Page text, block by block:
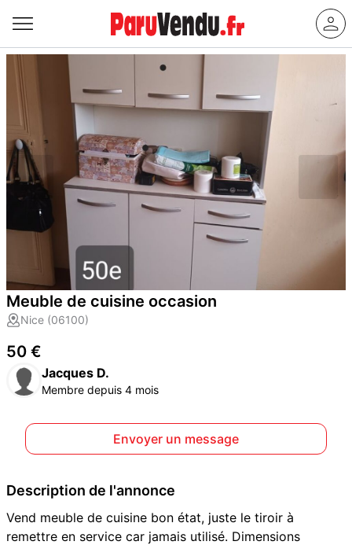
Meuble de cuisine occasion
Nice (06100)
50 €
Jacques D.
Membre depuis 4 mois
Envoyer un message
Description de l'annonce
Vend meuble de cuisine bon état, juste le tiroir à
remettre en service car jamais utilisé. Dimensions